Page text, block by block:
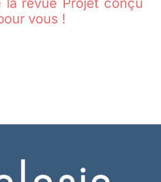
la revue Projet conçu
vous !